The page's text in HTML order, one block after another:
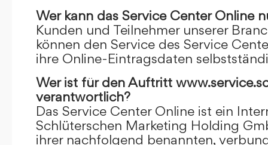
Wer kann das Service Center Online
Kunden und Teilnehmer unserer
können den Service des Service
ihre Online-Eintragsdaten
Wer ist für den Auftritt
verantwortlich?
Das Service Center Online ist ein
Schlüterschen Marketing Holding
ihrer nachfolgend benannten,